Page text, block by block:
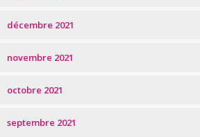
décembre 2021
novembre 2021
octobre 2021
septembre 2021